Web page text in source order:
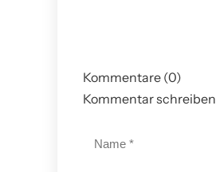
Kommentare (0)
Kommentar schreiben